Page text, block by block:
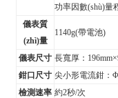
功率因數(shù)
儀表質
(zhì)量
1140g(帶電池)
儀表尺寸 長寬厚：
鉗口尺寸 尖小形電流鉗：
檢測速率 約2秒/次